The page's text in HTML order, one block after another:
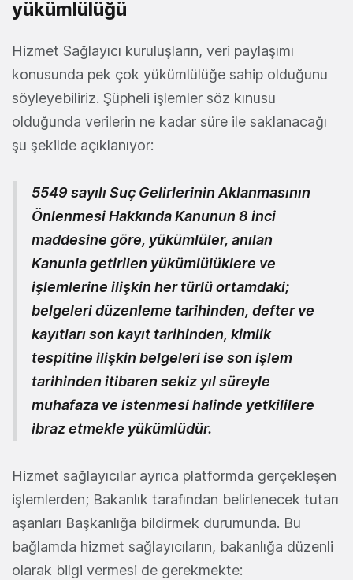
yükümlülüğü
Hizmet Sağlayıcı kuruluşların, veri paylaşımı
konusunda pek çok yükümlülüğe sahip olduğunu
söyleyebiliriz. Şüpheli işlemler söz kınusu
olduğunda verilerin ne kadar süre ile saklanacağı
şu şekilde açıklanıyor:
5549 sayılı Suç Gelirlerinin Aklanmasının
Önlenmesi Hakkında Kanunun 8 inci
maddesine göre, yükümlüler, anılan
Kanunla getirilen yükümlülüklere ve
işlemlerine ilişkin her türlü ortamdaki;
belgeleri düzenleme tarihinden, defter ve
kayıtları son kayıt tarihinden, kimlik
tespitine ilişkin belgeleri ise son işlem
tarihinden itibaren sekiz yıl süreyle
muhafaza ve istenmesi halinde yetkililere
ibraz etmekle yükümlüdür.
Hizmet sağlayıcılar ayrıca platformda gerçekleşen
işlemlerden; Bakanlık tarafından belirlenecek tutarı
aşanları Başkanlığa bildirmek durumunda. Bu
bağlamda hizmet sağlayıcıların, bakanlığa düzenli
olarak bilgi vermesi de gerekmekte: